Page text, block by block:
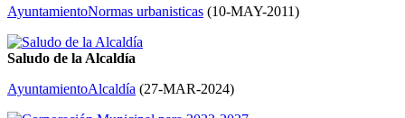
AyuntamientoNormas urbanisticas (10-MAY-2011)
Saludo de la Alcaldía
AyuntamientoAlcaldía (27-MAR-2024)